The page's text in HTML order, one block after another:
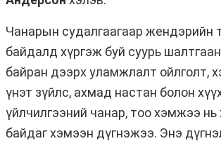
Чанарын судалгаагаар жендэрийн
байдалд хүргэж буй суурь
байран дээрх уламжлалт ойлголт,
үнэт зүйлс, ахмад настан болон
үйлчилгээний чанар, тоо хэмжээ нь
байдаг хэмээн дүгнэжээ. Энэ